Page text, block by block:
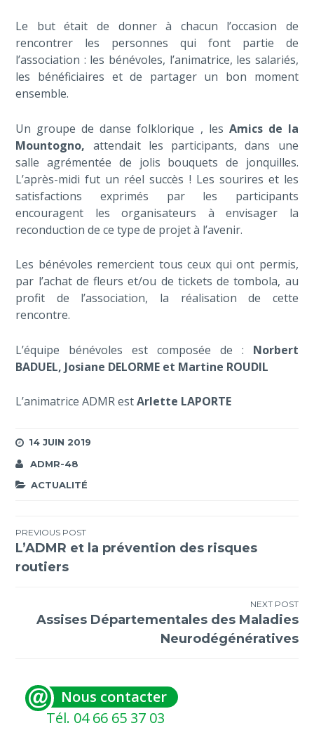
Le but était de donner à chacun l’occasion de
rencontrer les personnes qui font partie de
l’association : les bénévoles, l’animatrice, les salariés,
les bénéficiaires et de partager un bon moment
ensemble.
Un groupe de danse folklorique , les Amics de la
Mountogno, attendait les participants, dans une
salle agrémentée de jolis bouquets de jonquilles.
L’après-midi fut un réel succès ! Les sourires et les
satisfactions exprimés par les participants
encouragent les organisateurs à envisager la
reconduction de ce type de projet à l’avenir.
Les bénévoles remercient tous ceux qui ont permis,
par l’achat de fleurs et/ou de tickets de tombola, au
profit de l’association, la réalisation de cette
rencontre.
L’équipe bénévoles est composée de : Norbert
BADUEL, Josiane DELORME et Martine ROUDIL
L’animatrice ADMR estArlette LAPORTE
14 JUIN 2019
ADMR-48
ACTUALITÉ
Navigation
de
PREVIOUS POST
L’ADMR et la prévention des risques
routiers
NEXT POST
Assises Départementales des Maladies
Neurodégénératives
Nous contacter
Tél. 04 66 65 37 03